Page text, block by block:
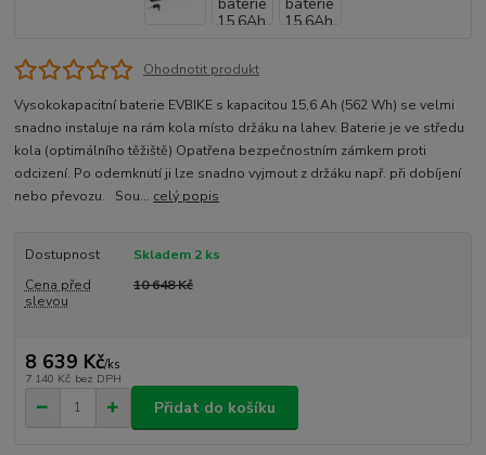
Ohodnotit produkt
Vysokokapacitní baterie EVBIKE s kapacitou 15,6 Ah (562 Wh) se velmi
snadno instaluje na rám kola místo držáku na lahev. Baterie je ve středu
kola (optimálního těžiště) Opatřena bezpečnostním zámkem proti
odcizení. Po odemknutí ji lze snadno vyjmout z držáku např. při dobíjení
nebo převozu. Sou... celý popis
Dostupnost
Skladem 2 ks
Cena před
slevou
10 648 Kč
8 639 Kč/ks
7 140 Kč bez DPH
Přidat do košíku